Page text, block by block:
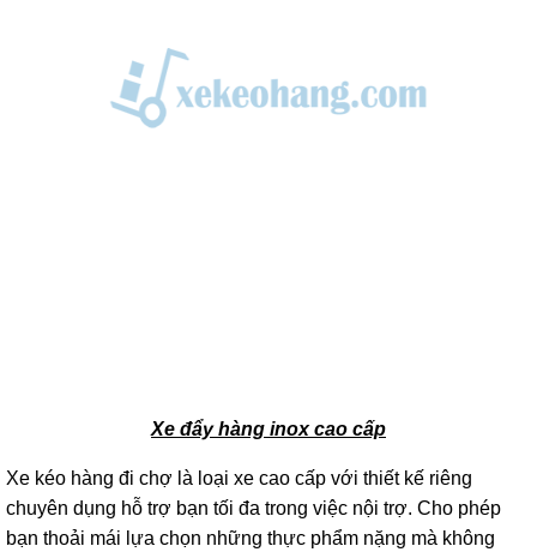
Xe đẩy hàng inox cao cấp
Xe kéo hàng đi chợ là loại xe cao cấp với thiết kế riêng
chuyên dụng hỗ trợ bạn tối đa trong việc nội trợ. Cho phép
bạn thoải mái lựa chọn những thực phẩm nặng mà không